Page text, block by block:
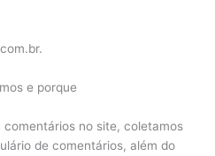
e porque
comentários no site, coletamos
de comentários, além do